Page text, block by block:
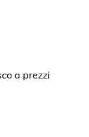
a prezzi